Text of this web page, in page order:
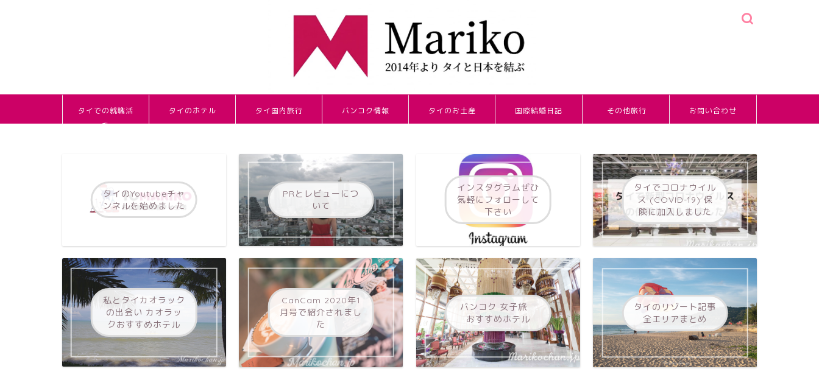
タイでの就職活
動
タイのホテル タイ国内旅行 バンコク情報 タイのお土産 国際結婚日記 その他旅行 お問い合わせ
タイのYoutubeチャ
ンネルを始めました
PRとレビューにつ
いて
インスタグラムぜひ
気軽にフォローして
下さい
タイでコロナウイル
ス (COVID-19) 保
険に加入しました
私とタイカオラック
の出会い カオラッ
クおすすめホテル
CanCam 2020年1
月号で紹介されまし
た
バンコク 女子旅
おすすめホテル
タイのリゾート記事
全エリアまとめ